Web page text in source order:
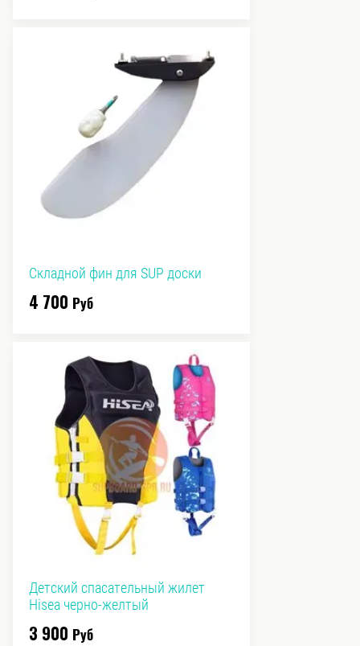
Складной фин для SUP доски
4 700 Руб
Детский спасательный жилет
Hisea черно-желтый
3 900 Руб